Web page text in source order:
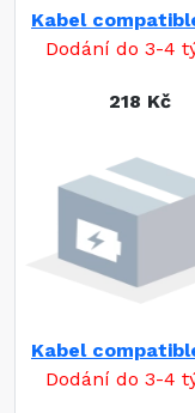
Kabel
Dodání do 3-4
218 Kč
Kabel
Dodání do 3-4